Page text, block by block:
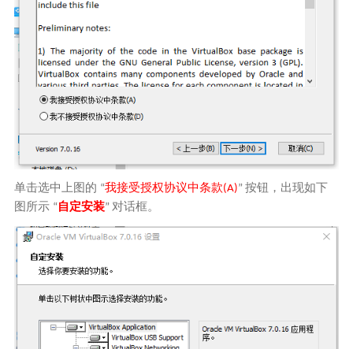
单击选中上图的 “我接受授权协议中条款(A)” 按钮，出现如下
图所示 “ 自定安装” 对话框。